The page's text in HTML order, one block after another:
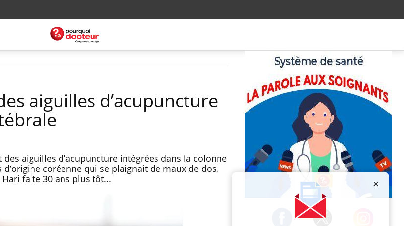
aiguilles d’acupuncture
aiguilles d’acupuncture intégrées dans la colonne
d’origine coréenne qui se plaignait de maux de dos.
Hari faite 30 ans plus tôt...